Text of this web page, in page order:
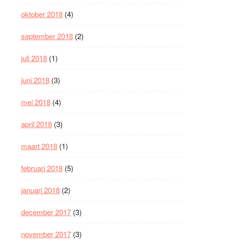
oktober 2018 (4)
september 2018 (2)
juli 2018 (1)
juni 2018 (3)
mei 2018 (4)
april 2018 (3)
maart 2018 (1)
februari 2018 (5)
januari 2018 (2)
december 2017 (3)
november 2017 (3)